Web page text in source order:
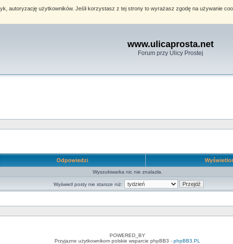
autoryzację użytkowników. Jeśli korzystasz z tej strony to wyrażasz zgodę na używanie
www.ulicaprosta.net
Forum przy Ulicy Prostej
Odpowiedzi
Wyszukiwarka nic nie znalazła.
Wyświetl posty nie starsze niż:
POWERED_BY
Przyjazne użytkownikom polskie wsparcie phpBB3 - phpBB3.PL